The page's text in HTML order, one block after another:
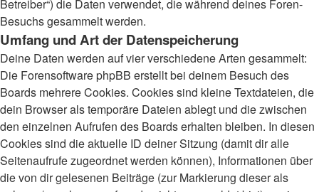
Betreiber“) die Daten verwendet, die während deines Foren-
Besuchs gesammelt werden.
Umfang und Art der Datenspeicherung
Deine Daten werden auf vier verschiedene Arten gesammelt:
Die Forensoftware phpBB erstellt bei deinem Besuch des
Boards mehrere Cookies. Cookies sind kleine Textdateien, die
dein Browser als temporäre Dateien ablegt und die zwischen
den einzelnen Aufrufen des Boards erhalten bleiben. In diesen
Cookies sind die aktuelle ID deiner Sitzung (damit dir alle
Seitenaufrufe zugeordnet werden können), Informationen über
die von dir gelesenen Beiträge (zur Markierung dieser als